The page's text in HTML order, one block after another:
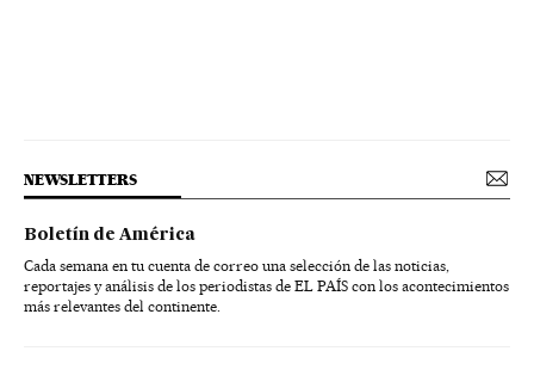
NEWSLETTERS
Boletín de América
Cada semana en tu cuenta de correo una selección de las noticias,
reportajes y análisis de los periodistas de EL PAÍS con los acontecimientos
más relevantes del continente.